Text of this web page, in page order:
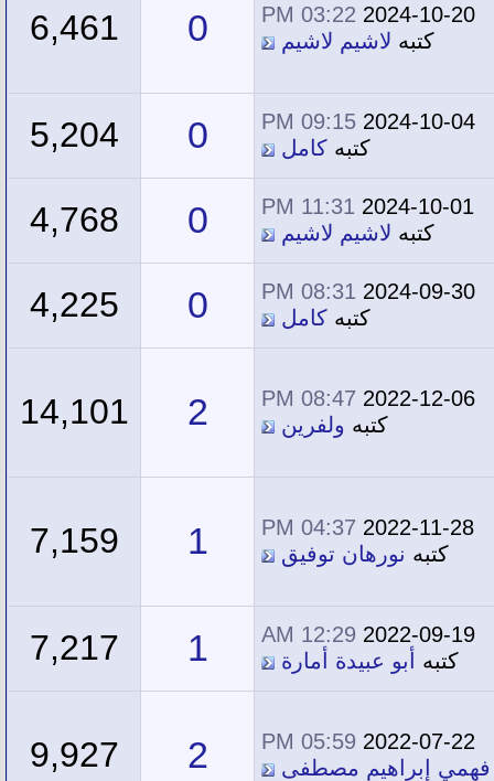
2024-10-20
03:22 PM
كتبه لاشيم لاشيم 0
6,461
2024-10-04
09:15 PM
كتبه كامل 0
5,204
2024-10-01
11:31 PM
كتبه لاشيم لاشيم 0
4,768
2024-09-30
08:31 PM
كتبه كامل 0
4,225
2022-12-06
08:47 PM
كتبه ولفرين 2
14,101
2022-11-28
04:37 PM
كتبه نورهان توفيق 1
7,159
2022-09-19
12:29 AM
كتبه
أبو عبيدة أمارة 1
7,217
2022-07-22
05:59 PM
فهمي إبراهيم مصطفى
2
9,927